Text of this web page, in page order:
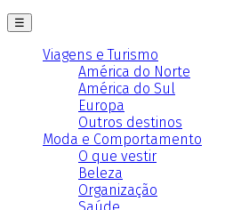
☰
Viagens e Turismo
América do Norte
América do Sul
Europa
Outros destinos
Moda e Comportamento
O que vestir
Beleza
Organização